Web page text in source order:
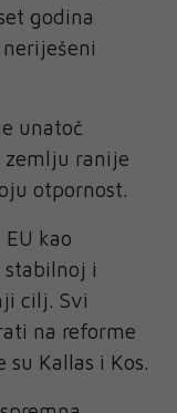
godina
unatoč
ranije
otpornost.
kao
stabilnoj i
cilj. Svi
na reforme
Kallas i Kos.